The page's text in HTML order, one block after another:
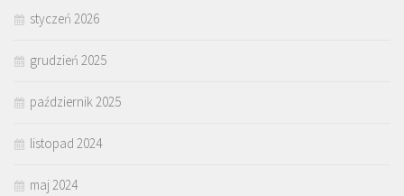
styczeń 2026
grudzień 2025
październik 2025
listopad 2024
maj 2024